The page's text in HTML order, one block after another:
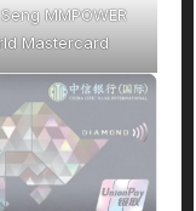
MMPOWER
Mastercard